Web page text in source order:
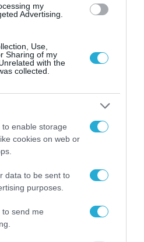
my
Advertising.
Use,
Sharing of my
with the
collected.
enable storage
cookies on web or
data to be sent to
purposes.
to send me